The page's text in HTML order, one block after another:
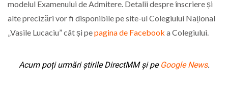
modelul Examenului de Admitere. Detalii despre înscriere și
alte precizări vor fi disponibile pe site-ul Colegiului Național
„Vasile Lucaciu” cât și pepagina de Facebook a Colegiului.
Acum poți urmări știrile DirectMM și pe Google News.